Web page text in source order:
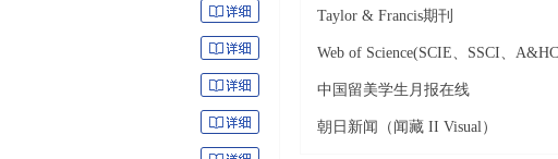
Taylor & Francis期刊
Web of Science(SCIE、SSCI、
中国留美学生月报在线
朝日新闻（闻藏 II Visual）